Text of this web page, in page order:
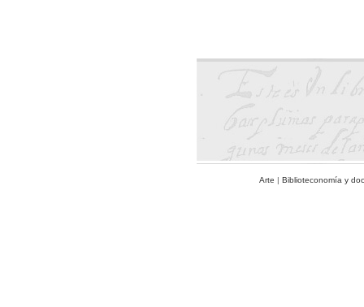
Arte | Biblioteconomía y